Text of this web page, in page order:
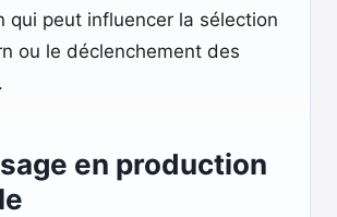
qui peut influencer la sélection
ou le déclenchement des
en production